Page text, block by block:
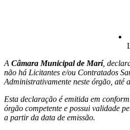
A Câmara Municipal de Marí,
não há Licitantes e/ou Contratados
Administrativamente neste órgão, até
Esta declaração é emitida em
órgão competente e possui validade
a partir da data de emissão.